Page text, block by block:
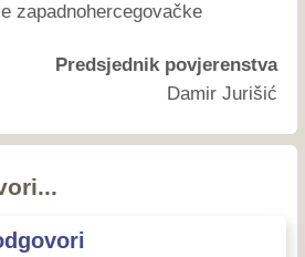
zapadnohercegovačke
Predsjednik povjerenstva
Damir Jurišić